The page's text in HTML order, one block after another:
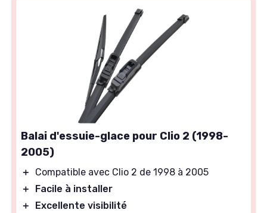
Balai d'essuie-glace pour Clio 2 (1998-
2005)
＋
Compatible avec Clio 2 de 1998 à 2005
＋
Facile à installer
＋
Excellente visibilité